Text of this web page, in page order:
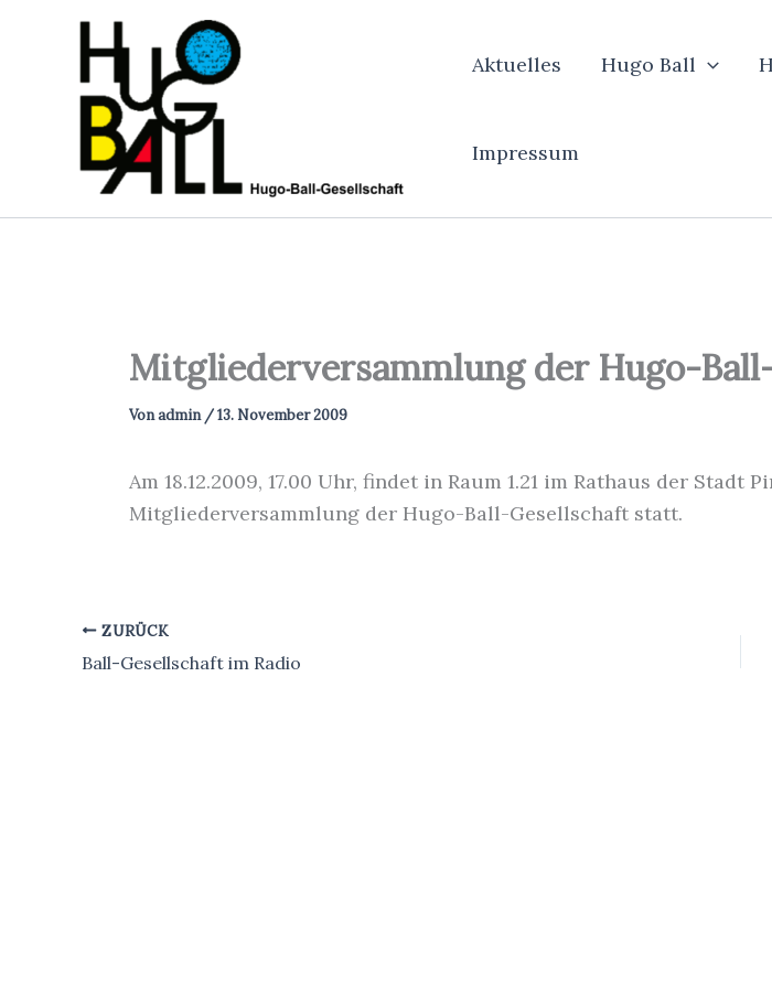
springen
Aktuelles Hugo Ball
Impressum
Mitgliederversammlung der Hugo-
Vonadmin /13. November 2009
Am 18.12.2009, 17.00 Uhr, findet in Raum 1.21 im Rathaus der
Mitgliederversammlung der Hugo-Ball-Gesellschaft statt.
ZURÜCK
Ball-Gesellschaft im Radio